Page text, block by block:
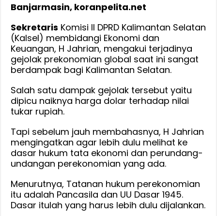
Kalsel
Gejolak
Ekonomi
Global
Berdampak
dan
Positif,
Kalsel
Tumbuh
5,67%
Lampaui
Nasional
Cuma
5,61%
Banjarmasin, koranpelita.net
Sekretaris Komisi II DPRD Kalimantan Selatan
(Kalsel) membidangi Ekonomi dan
Keuangan, H Jahrian, mengakui terjadinya
gejolak prekonomian global saat ini sangat
berdampak bagi Kalimantan Selatan.
Salah satu dampak gejolak tersebut yaitu
dipicu naiknya harga dolar terhadap nilai
tukar rupiah.
Tapi sebelum jauh membahasnya, H Jahrian
mengingatkan agar lebih dulu melihat ke
dasar hukum tata ekonomi dan perundang-
undangan perekonomian yang ada.
Menurutnya, Tatanan hukum perekonomian
itu adalah Pancasila dan UU Dasar 1945.
Dasar itulah yang harus lebih dulu dijalankan.